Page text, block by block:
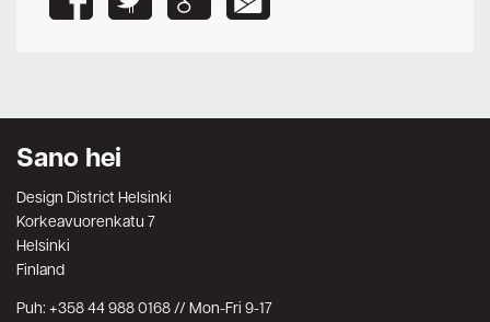
Sano hei
Design District Helsinki
Korkeavuorenkatu 7
Helsinki
Finland
Puh: +358 44 988 0168 // Mon-Fri 9-17